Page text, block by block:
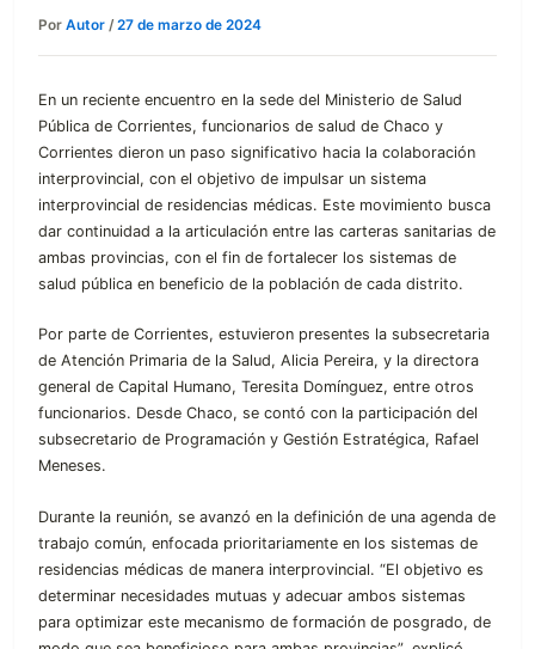
Por Autor /27 de marzo de 2024
En un reciente encuentro en la sede del Ministerio de Salud
Pública de Corrientes, funcionarios de salud de Chaco y
Corrientes dieron un paso significativo hacia la colaboración
interprovincial, con el objetivo de impulsar un sistema
interprovincial de residencias médicas. Este movimiento busca
dar continuidad a la articulación entre las carteras sanitarias de
ambas provincias, con el fin de fortalecer los sistemas de
salud pública en beneficio de la población de cada distrito.
Por parte de Corrientes, estuvieron presentes la subsecretaria
de Atención Primaria de la Salud, Alicia Pereira, y la directora
general de Capital Humano, Teresita Domínguez, entre otros
funcionarios. Desde Chaco, se contó con la participación del
subsecretario de Programación y Gestión Estratégica, Rafael
Meneses.
Durante la reunión, se avanzó en la definición de una agenda de
trabajo común, enfocada prioritariamente en los sistemas de
residencias médicas de manera interprovincial. “El objetivo es
determinar necesidades mutuas y adecuar ambos sistemas
para optimizar este mecanismo de formación de posgrado, de